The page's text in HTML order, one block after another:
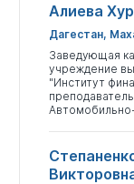
Алиева
Дагестан,
Заведующая
учреждение
"Институт